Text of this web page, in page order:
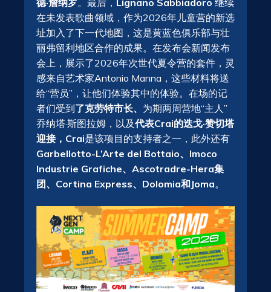
德·詹纳罗。最后， Lignano Sabbiadoro 继续
在未发表歌曲领域，作为2026年儿童营的新选
址加入了下一代地图，这是黄蓝色俱乐部与壮
丽弗留利地区合作的成果。在发布会新闻发布
会上，展示了2026年次世代夏令营的套件，灵
感来自艺术家Antonio Manna，这些材料将送
给“营员”，让他们体验其中的体验。在场的记
者们受到了克劳特市长、 为期两周营地“主人”
乔纳塔·斯图拉姆，以及代表Crai的迭戈·赞切塔
迎接，Crai是该项目的支持者之一，此外还有
Garbellotto-L’Arte del Bottaio、Imoco
Industrie Grafiche、Ascotradre-Hera集
团、Cortina Express、Dolomia和Joma。